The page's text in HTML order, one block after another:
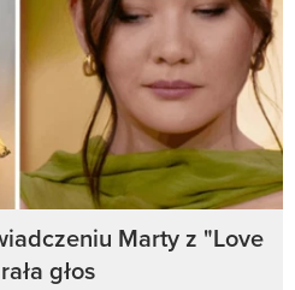
Marty z "Love
głos